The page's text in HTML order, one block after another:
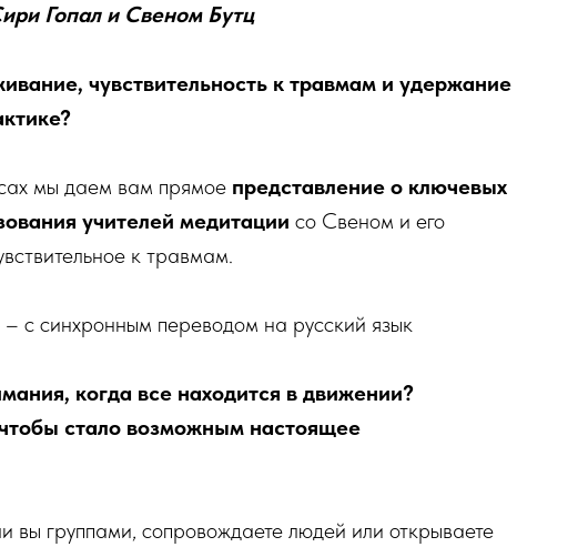
Гопал и Свеном Бутц
чувствительность к травмам и удержание
мы даем вам прямое представление о ключевых
учителей медитации со Свеном и его
к травмам.
с синхронным переводом на русский язык
когда все находится в движении?
стало возможным настоящее
вы группами, сопровождаете людей или открываете